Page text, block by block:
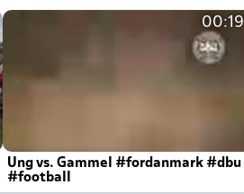
00:19
Ung vs. Gammel #fordanmark #dbu
#football